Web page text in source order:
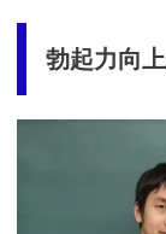
勃起力向